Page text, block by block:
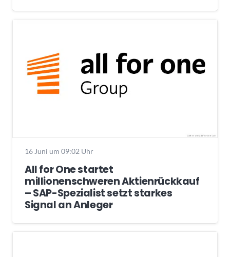
16 Juni um 09:02 Uhr
All for One startet
millionenschweren Aktienrückkauf
– SAP-Spezialist setzt starkes
Signal an Anleger